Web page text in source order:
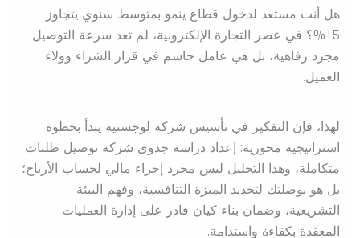
هل أنت مستعد لدخول قطاع ينمو بمتوسط سنوي يتجاوز
15%؟ في عصر التجارة الإلكترونية، لم تعد سرعة التوصيل
مجرد رفاهية، بل هي عامل حاسم في قرار الشراء وولاء
العميل.
لهذا، فإن التفكير في تأسيس شركة لوجستية يبدأ بخطوة
استراتيجية محورية: إعداد دراسة جدوى شركة توصيل طلبات
متكاملة، وهذا التحليل ليس مجرد إجراء مالي لحساب الأرباح؛
بل هو بوصلتك لتحديد الميزة التنافسية، وفهم البيئة
التشريعية، وضمان بناء كيان قادر على إدارة العمليات
المعقدة بكفاءة واستدامة.